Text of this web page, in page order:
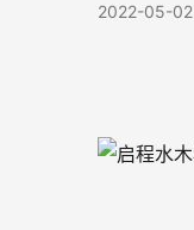
2022-05-02